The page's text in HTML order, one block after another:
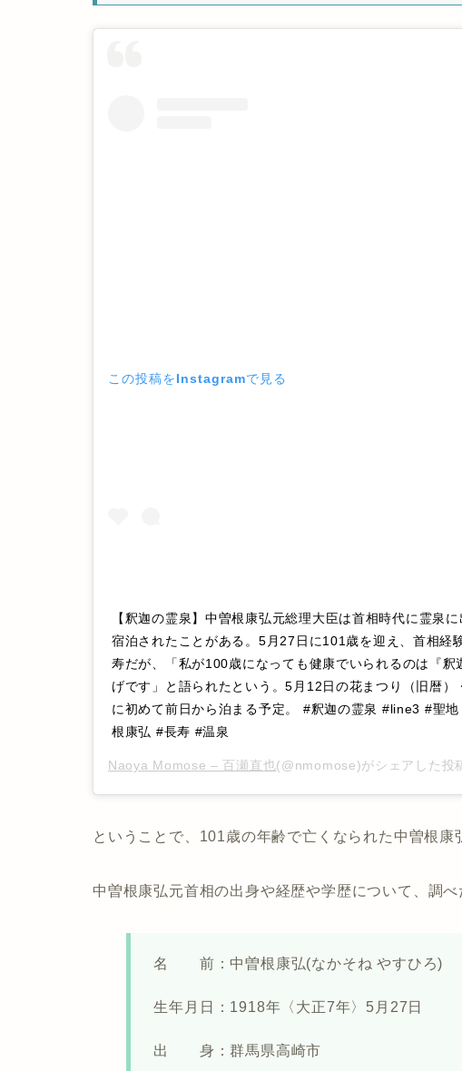
この投稿をInstagramで見る
【釈迦の霊泉】中曽根康弘元総理大臣は首相時代に霊泉
宿泊されたことがある。5月27日に101歳を迎え、首相経
寿だが、「私が100歳になっても健康でいられるのは『釈
げです」と語られたという。5月12日の花まつり（旧暦）
に初めて前日から泊まる予定。 #釈迦の霊泉 #line3 #聖
根康弘 #長寿 #温泉
Naoya Momose – 百瀬直也 (@nmomose)がシェアした投
ということで、101歳の年齢で亡くなられた中曽根康
中曽根康弘元首相の出身や経歴や学歴について、調
名 前：中曽根康弘(なかそね やすひろ)
生年月日：1918年〈大正7年〉5月27日
出 身：群馬県高崎市